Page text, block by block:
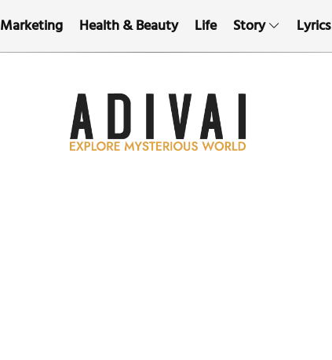
Marketing Health & Beauty Life Story Lyrics